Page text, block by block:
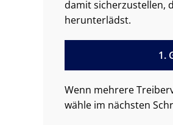
damit sicherzustellen,
herunterlädst.
1.
Wenn mehrere
wähle im nächsten